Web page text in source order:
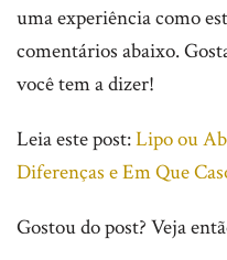
uma experiência como
comentários abaixo.
você tem a dizer!
Leia este post:Lipo ou
Diferenças e Em Que
Gostou do post? Veja